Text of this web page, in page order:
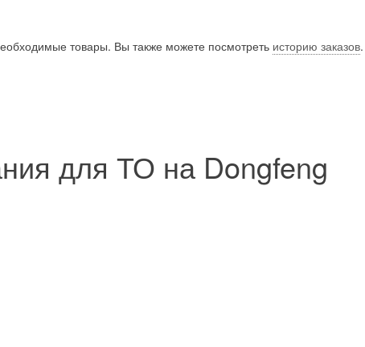
товары. Вы также можете посмотреть историю заказов.
для ТО на Dongfeng